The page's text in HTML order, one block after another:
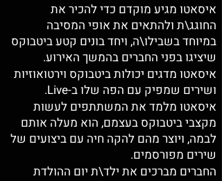
איסאטו מגיע מוקדם כדי להכיר את
החוגג\ת ולהתאים את אופי המסיבה
במיוחד בשבילו\ה, ויחד בונים קטע ביטבוקס
שיציגו בפני החברים בהמשך האירוע.
איסאטו מדגים יכולות ביטבוקס וירטואוזיות
ושירים שמפיק עם הפה שלו ב-Live.
איסאטו מלמד את המשתתפים לעשות
מקצבי ביטבוקס בעצמם, הוא מעלה אותם
לבמה, ויוצר מהם להקה חיה עם ביצועים של
שירים מפורסמים.
החברים מברכים את ילד\ת יום ההולדת